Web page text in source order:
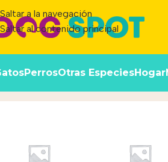
Saltar a la navegación
Saltar al contenido principal
PerrosOtras EspeciesHogar